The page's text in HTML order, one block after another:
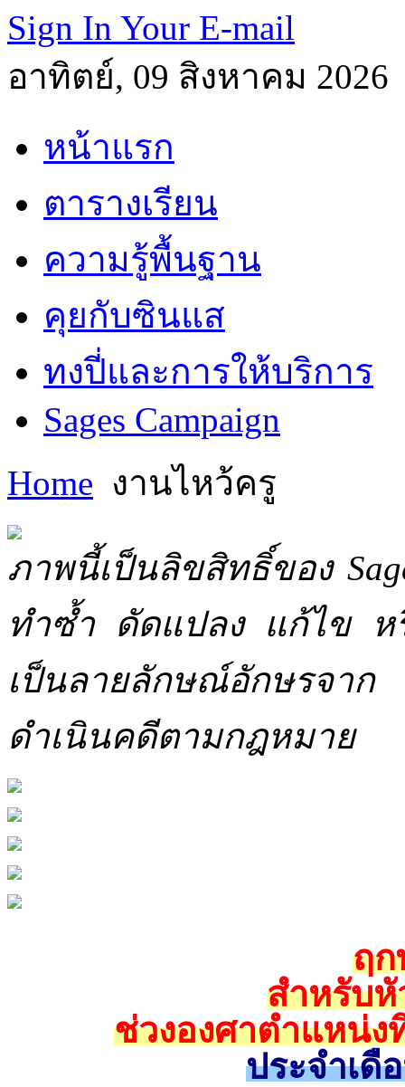
Sign In Your E-mail
อาทิตย์, 09 สิงหาคม 2026
หน้าแรก
ตารางเรียน
ความรู้พื้นฐาน
คุยกับซินแส
ทงปี่และการให้บริการ
Sages Campaign
Home งานไหว้ครู
ภาพนี้เป็นลิขสิทธิ์ของ
ทำซ้ำ ดัดแปลง แก้ไข ห
เป็นลายลักษณ์อักษรจาก
ดำเนินคดีตามกฎหมาย
ฤก
สำหรับหั
ช่วงองศาตำแหน่ง
ประจำเดื